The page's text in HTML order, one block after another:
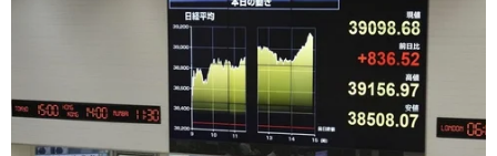
khi giá dầu giảm mạnh
Khuyến nghị nhà đầu tư chứng